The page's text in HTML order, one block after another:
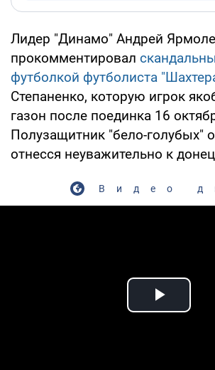
Лидер "Динамо" Андрей
прокомментировал
футболкой футболиста
Степаненко, которую игрок
газон после поединка 16
Полузащитник "бело-голубых"
отнесся неуважительно к
Видео
Play